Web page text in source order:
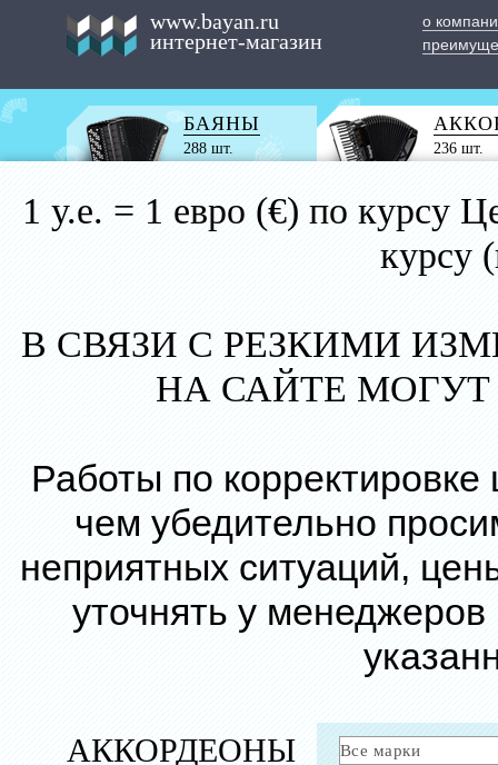
www.bayan.ru
интернет-магазин
о
БАЯНЫ
288 шт. 236 шт.
1 у.е. = 1 евро (€) по курсу
курсу
В СВЯЗИ С РЕЗКИМИ
НА САЙТЕ
Работы по
чем убедительно
неприятных ситуаций,
уточнять у
АККОРДЕОНЫ